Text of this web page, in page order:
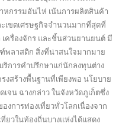
หกรรมอันไห่ เน้นการผลิตสินค้า
เขตเศรษฐกิจจำนวนมากที่สุดที่
ครื่องจักร และชิ้นส่วนยานยนต์ มี
ลาสติก สิ่งที่น่าสนใจมากมาย
การคำปรึกษาแก่นักลงทุนต่าง
งสร้างพื้นฐานที่เพียงพอ นโยบาย
น ฉางกล่าว ในจังหวัดภูเก็ตซึ่ง
การท่องเที่ยวทั่วโลกเนื่องจาก
ยวในท้องถิ่นบางแห่งได้แสดง